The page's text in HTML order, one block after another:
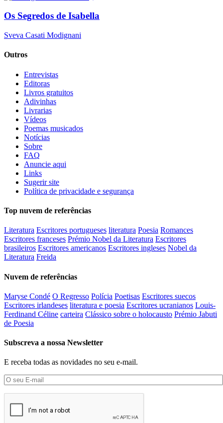
Os Segredos de Isabella
Sveva Casati Modignani
Outros
Entrevistas
Editoras
Livros gratuitos
Adivinhas
Livrarias
Vídeos
Poemas musicados
Notícias
Sobre
FAQ
Anuncie aqui
Links
Sugerir site
Política de privacidade e segurança
Top nuvem de referências
Literatura Escritores portugueses literatura Poesia Romances
Escritores franceses Prémio Nobel da Literatura Escritores
brasileiros Escritores americanos Escritores ingleses Nobel da
Literatura Freida
Nuvem de referências
Maryse Condé O Regresso Polícia Poetisas Escritores suecos
Escritores irlandeses literatura e poesia Escritores ucranianos Louis-
Ferdinand Céline carteira Clássico sobre o holocausto Prémio Jabuti
de Poesia
Subscreva a nossa Newsletter
E receba todas as novidades no seu e-mail.